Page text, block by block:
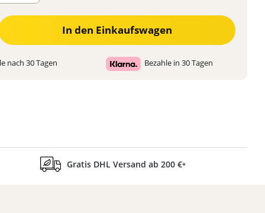
gewünschten Wert ein oder benutze die Schaltflächen um die Anzahl zu
In den Einkaufswagen
nach 30 Tagen Bezahle in 30 Tagen
Gratis DHL Versand ab 200 €*